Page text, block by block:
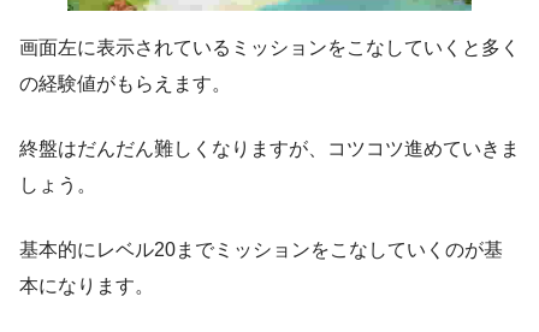
画面左に表示されているミッションをこなしていくと多く
の経験値がもらえます。
終盤はだんだん難しくなりますが、コツコツ進めていきま
しょう。
基本的にレベル20までミッションをこなしていくのが基
本になります。